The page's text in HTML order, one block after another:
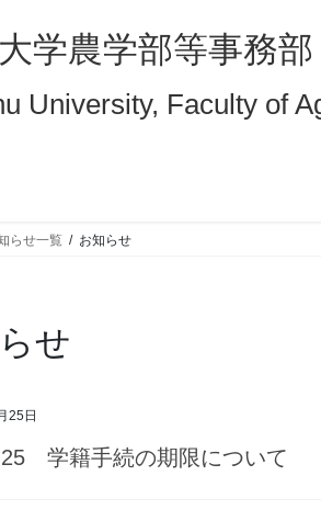
学農学部等事務
University, Faculty of
らせ一覧 お知らせ
せ
25日
学籍手続の期限について